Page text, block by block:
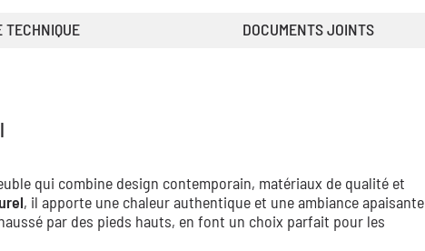
TECHNIQUE DOCUMENTS JOINTS
qui combine design contemporain, matériaux de qualité et
, il apporte une chaleur authentique et une ambiance apaisante
par des pieds hauts, en font un choix parfait pour les